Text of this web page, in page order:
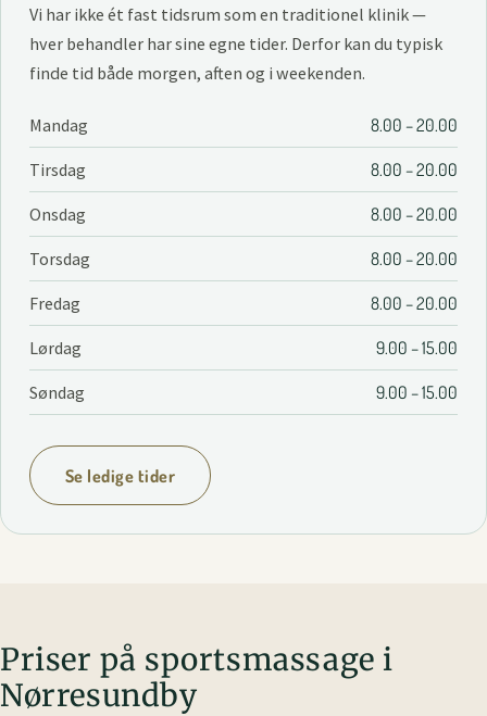
Vi har ikke ét fast tidsrum som en traditionel klinik —
hver behandler har sine egne tider. Derfor kan du typisk
finde tid både morgen, aften og i weekenden.
Mandag 8.00 – 20.00
Tirsdag 8.00 – 20.00
Onsdag 8.00 – 20.00
Torsdag 8.00 – 20.00
Fredag 8.00 – 20.00
Lørdag 9.00 – 15.00
Søndag 9.00 – 15.00
Se ledige tider
Priser på sportsmassage i
Nørresundby